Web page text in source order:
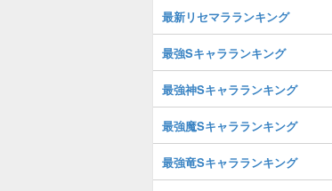
最新リセマラランキング
最強Sキャラランキング
最強神Sキャラランキング
最強魔Sキャラランキング
最強竜Sキャラランキング